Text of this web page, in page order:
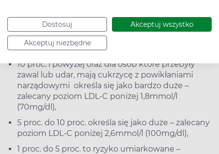
Dostosuj Akceptuj wszystko
Akceptuj niezbędne
poziomowi cholesterolu. W kratce podano ryzyko
sercowo-naczyniowe zgonu w ciągu kolejnych 10 lat
wyrażone w procentach:
10 proc. i powyżej oraz dla osób które przebyły
zawal lub udar, mają cukrzycę z powikłaniami
narządowymi określa się jako bardzo duże –
zalecany poziom LDL-C poniżej 1,8mmol/l
(70mg/dl),
5 proc. do 10 proc. określa się jako duże – zalecany
poziom LDL-C poniżej 2,6mmol/l (100mg/dl),
1 proc. do 5 proc. to ryzyko umiarkowane –